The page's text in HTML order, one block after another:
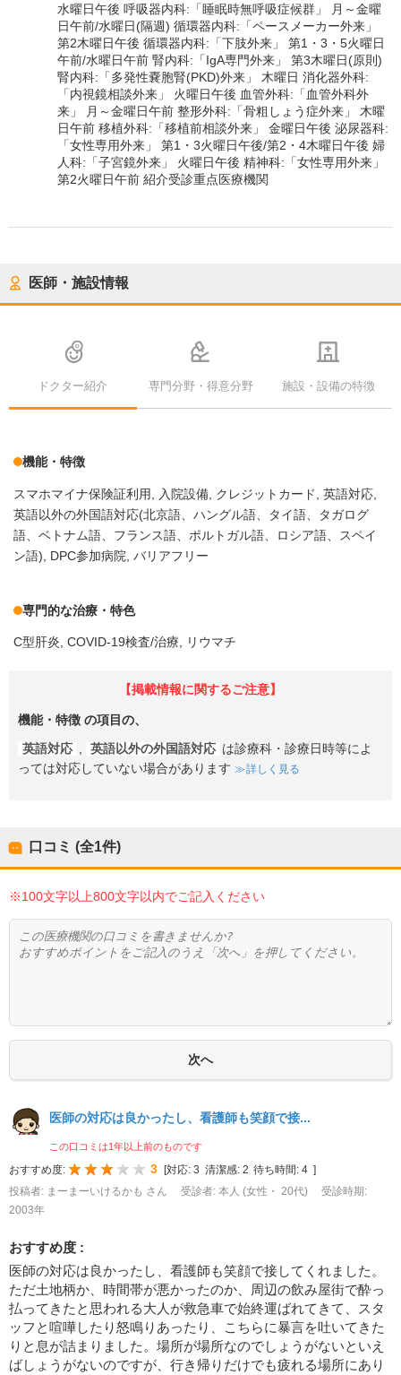
水曜日午後 呼吸器内科:「睡眠時無呼吸症候群」 月～金曜
日午前/水曜日(隔週) 循環器内科:「ペースメーカー外来」
第2木曜日午後 循環器内科:「下肢外来」 第1・3・5火曜日
午前/水曜日午前 腎内科:「IgA専門外来」 第3木曜日(原則)
腎内科:「多発性嚢胞腎(PKD)外来」 木曜日 消化器外科:
「内視鏡相談外来」 火曜日午後 血管外科:「血管外科外
来」 月～金曜日午前 整形外科:「骨粗しょう症外来」 木曜
日午前 移植外科:「移植前相談外来」 金曜日午後 泌尿器科:
「女性専用外来」 第1・3火曜日午後/第2・4木曜日午後 婦
人科:「子宮鏡外来」 火曜日午後 精神科:「女性専用外来」
第2火曜日午前 紹介受診重点医療機関
医師・施設情報
ドクター紹介 専門分野・得意分野 施設・設備の特徴
機能・特徴
スマホマイナ保険証利用 入院設備 クレジットカード
英語対応
英語以外の外国語対応(北京語、ハングル語、タイ語、タガログ
語、ベトナム語、フランス語、ポルトガル語、ロシア語、スペイ
ン語)
DPC参加病院 バリアフリー
専門的な治療・特色
C型肝炎 COVID-19検査/治療 リウマチ
【掲載情報に関するご注意】
機能・特徴 の項目の、
英語対応 , 英語以外の外国語対応 は診療科・診療日時等によ
っては対応していない場合があります
詳しく見る
口コミ (全1件)
※100文字以上800文字以内でご記入ください
医師の対応は良かったし、看護師も笑顔で接...
この口コミは1年以上前のものです
おすすめ度: 3 対応: 3 清潔感: 2 待ち時間: 4
投稿者: まーまーいけるかも さん
受診者: 本人 (女性・ 20代)
受診時期:
2003年
おすすめ度 :
医師の対応は良かったし、看護師も笑顔で接してくれました。
ただ土地柄か、時間帯が悪かったのか、周辺の飲み屋街で酔っ
払ってきたと思われる大人が救急車で始終運ばれてきて、スタ
ッフと喧嘩したり怒鳴りあったり、こちらに暴言を吐いてきた
りと息が詰まりました。場所が場所なのでしょうがないといえ
ばしょうがないのですが、行き帰りだけでも疲れる場所にあり